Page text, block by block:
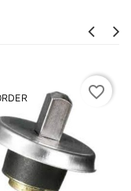
favorite_border